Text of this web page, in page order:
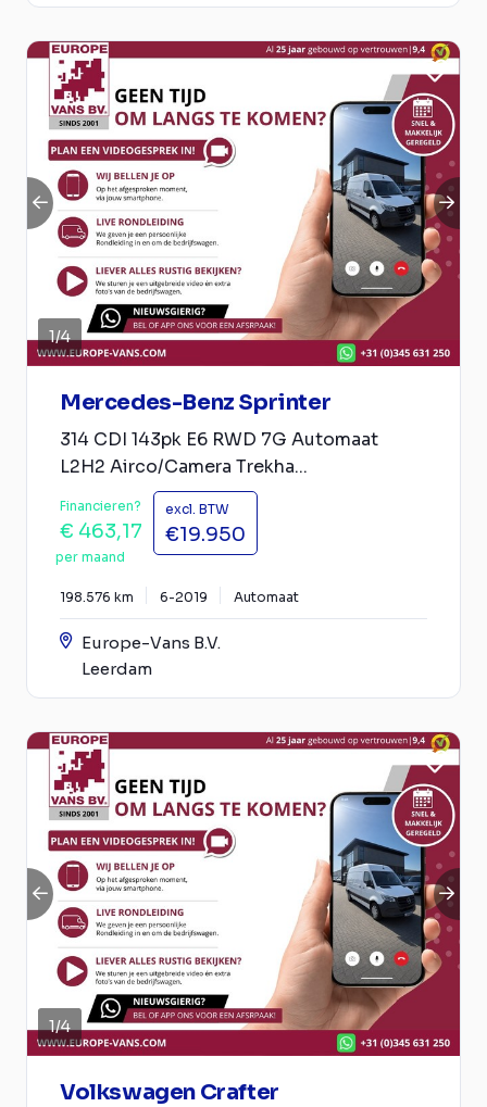
1/4
Mercedes-Benz Sprinter
314 CDI 143pk E6 RWD 7G Automaat
L2H2 Airco/Camera Trekha...
Financieren?
€ 463,17
per maand
excl. BTW
€19.950
198.576 km 6-2019 Automaat
Europe-Vans B.V.
Leerdam
1/4
Volkswagen Crafter